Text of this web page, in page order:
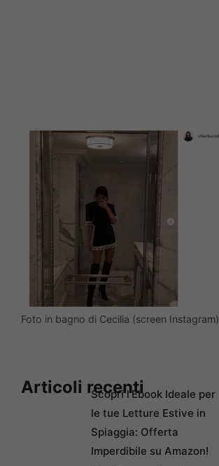
Foto in bagno di Cecilia (screen Instagram)
Articoli recentiScopri l’Ebook Ideale per
le tue Letture Estive in
Spiaggia: Offerta
Imperdibile su Amazon!